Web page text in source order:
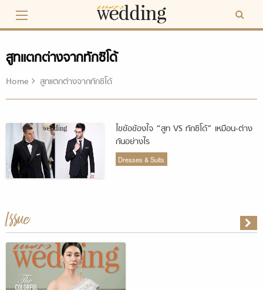
content
สูทแตกต่างจากทักซิโด้
Home สูทแตกต่างจากทักซิโด้
ไขข้อข้องใจ “สูท VS ทักซิโด้” เหมือน-ต่าง
กันอย่างไร
Dresses & Suits
Issue